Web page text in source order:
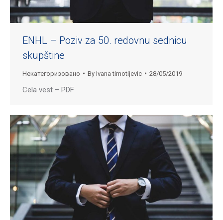
ENHL – Poziv za 50. redovnu sednicu
skupštine
Некатегоризовано By Ivana timotijevic 28/05/2019
Cela vest – PDF